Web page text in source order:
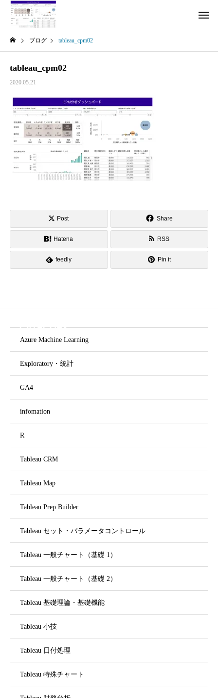
ブログ tableau_cpm02
tableau_cpm02
2020.05.21
Post Share
Hatena RSS
feedly Pin it
CATEGORY
Azure Machine Learning
Exploratory・統計
GA4
infomation
R
Tableau CRM
Tableau Map
Tableau Prep Builder
Tableau セット・パラメータコントロール
Tableau 一般チャート（基礎 1）
Tableau 一般チャート（基礎 2）
Tableau 基礎理論・基礎機能
Tableau 小技
Tableau 日付処理
Tableau 特殊チャート